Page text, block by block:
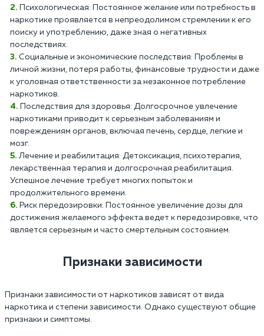
Психологическая: Постоянное желание или потребность в
наркотике проявляется в непреодолимом стремлении к его
поиску и употреблению, даже зная о негативных
последствиях.
Социальные и экономические последствия: Проблемы в
личной жизни, потеря работы, финансовые трудности и даже
к уголовная ответственности за незаконное потребление
наркотиков.
Последствия для здоровья: Долгосрочное увлечение
наркотиками приводит к серьезным заболеваниям и
повреждениям органов, включая печень, сердце, легкие и
мозг.
Лечение и реабилитация: Детоксикация, психотерапия,
лекарственная терапия и долгосрочная реабилитация.
Успешное лечение требует многих попыток и
продолжительного времени.
Риск передозировки: Постоянное увеличение дозы для
достижения желаемого эффекта ведет к передозировке, что
является серьезным и часто смертельным состоянием.
Признаки зависимости
Признаки зависимости от наркотиков зависят от вида
наркотика и степени зависимости. Однако существуют общие
признаки и симптомы.